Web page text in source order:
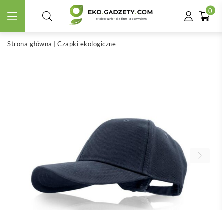
0
Strona główna Czapki ekologiczne